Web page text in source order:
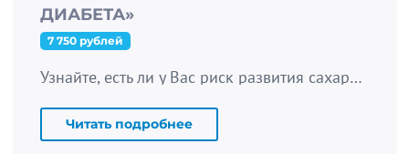
ДИАБЕТА»
7 750 рублей
Узнайте, есть ли у Вас риск развития сахарного диабета.
Читать подробнее